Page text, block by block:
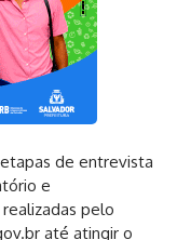
de entrevista
e
pelo
até atingir o